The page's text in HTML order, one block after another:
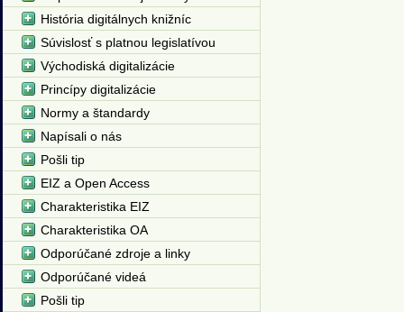
História digitálnych knižníc
Súvislosť s platnou legislatívou
Východiská digitalizácie
Princípy digitalizácie
Normy a štandardy
Napísali o nás
Pošli tip
EIZ a Open Access
Charakteristika EIZ
Charakteristika OA
Odporúčané zdroje a linky
Odporúčané videá
Pošli tip